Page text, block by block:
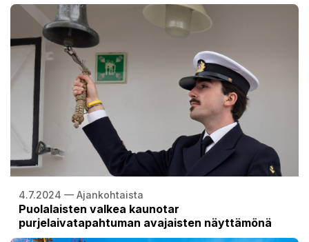
4.7.2024 — Ajankohtaista
Puolalaisten valkea kaunotar
purjelaivatapahtuman avajaisten näyttämönä